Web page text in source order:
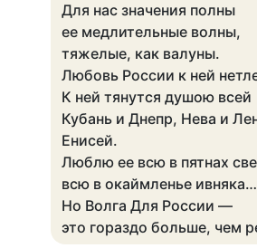
Для нас значения полны
ее медлительные волны,
тяжелые, как валуны.
Любовь России к ней
К ней тянутся душою всей
Кубань и Днепр, Нева и
Енисей.
Люблю ее всю в пятнах
всю в окаймленье ивняка…
Но Волга Для России —
это гораздо больше, чем